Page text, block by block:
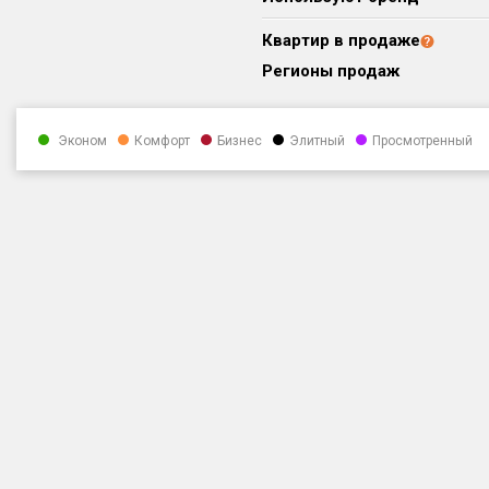
Квартир в продаже
Регионы продаж
Эконом Комфорт Бизнес Элитный Просмотренный